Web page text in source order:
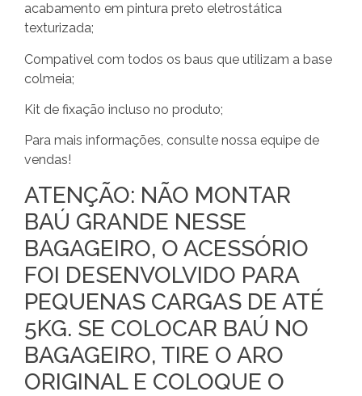
acabamento em pintura preto eletrostática
texturizada;
Compativel com todos os baus que utilizam a base
colmeia;
Kit de fixação incluso no produto;
Para mais informações, consulte nossa equipe de
vendas!
ATENÇÃO: NÃO MONTAR
BAÚ GRANDE NESSE
BAGAGEIRO, O ACESSÓRIO
FOI DESENVOLVIDO PARA
PEQUENAS CARGAS DE ATÉ
5KG. SE COLOCAR BAÚ NO
BAGAGEIRO, TIRE O ARO
ORIGINAL E COLOQUE O